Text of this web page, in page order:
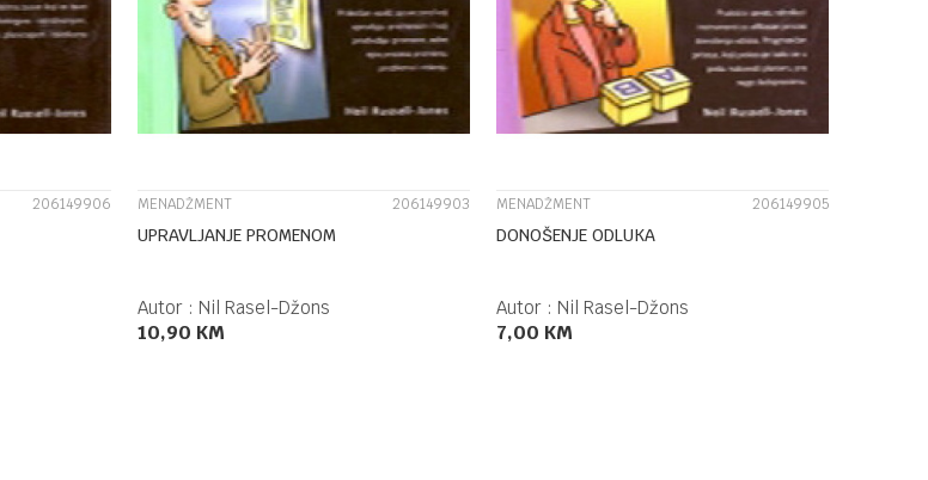
206149906
UPOREDI
MENADŽMENT 206149903
UPRAVLJANJE PROMENOM
Autor : Nil Rasel-Džons
10,90 KM
UPOREDI
MENADŽMENT 206149905
DONOŠENJE ODLUKA
Autor : Nil Rasel-Džons
7,00 KM